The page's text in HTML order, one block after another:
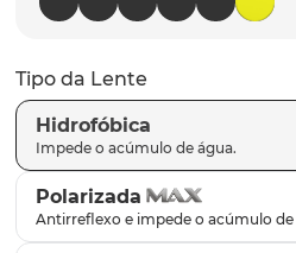
Tipo da Lente
Hidrofóbica
Polarizada
9º parafusos